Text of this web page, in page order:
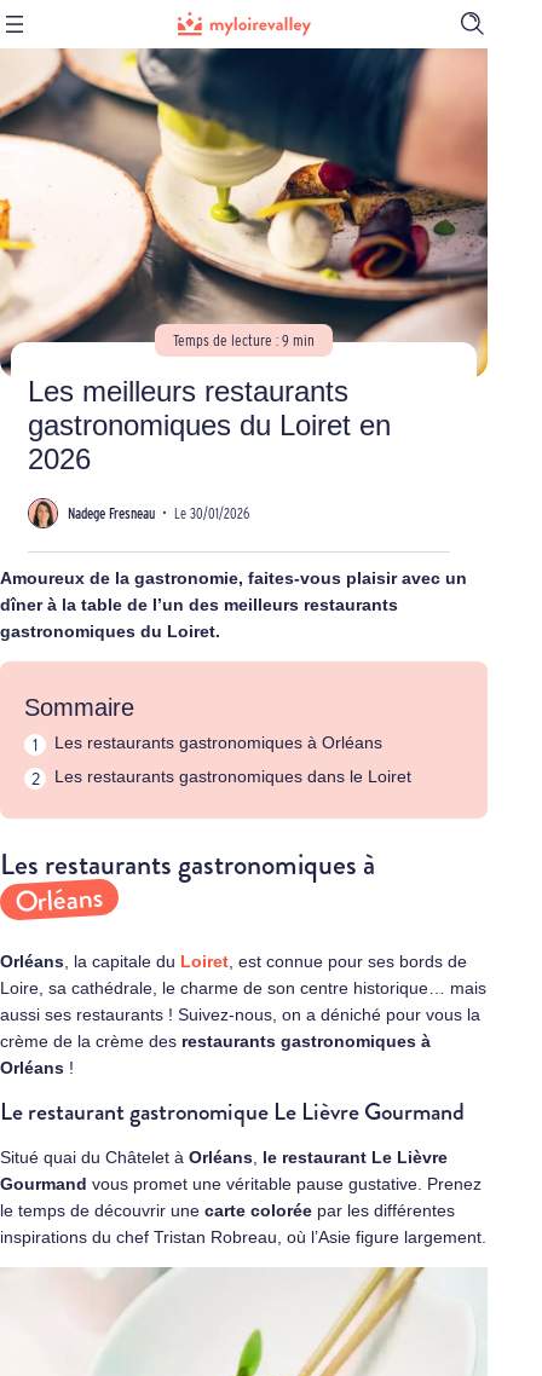
Ouvrir
la
Temps de lecture : 9 min
Les meilleurs restaurants
gastronomiques du Loiret en
2026
Nadege Fresneau • Le 30/01/2026
Amoureux de la gastronomie, faites-vous plaisir avec un
dîner à la table de l’un des meilleurs restaurants
gastronomiques du Loiret.
Sommaire
Les restaurants gastronomiques à Orléans
Les restaurants gastronomiques dans le Loiret
Les restaurants gastronomiques à
Orléans
Orléans , la capitale du Loiret , est connue pour ses bords de
Loire, sa cathédrale, le charme de son centre historique… mais
aussi ses restaurants ! Suivez-nous, on a déniché pour vous la
crème de la crème des restaurants gastronomiques à
Orléans !
Le restaurant gastronomique Le Lièvre Gourmand
Situé quai du Châtelet à Orléans le restaurant Le Lièvre
Gourmand vous promet une véritable pause gustative. Prenez
le temps de découvrir une carte colorée par les différentes
inspirations du chef Tristan Robreau, où l’Asie figure largement.